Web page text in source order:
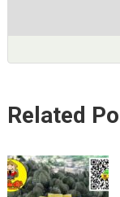
Related